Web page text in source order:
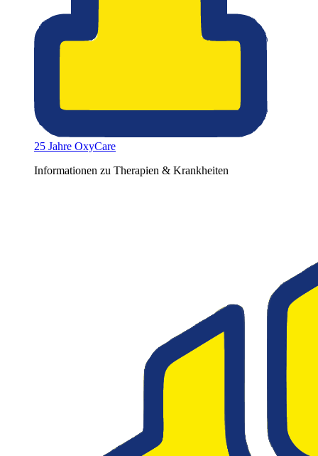
25 Jahre OxyCare
Informationen zu Therapien & Krankheiten